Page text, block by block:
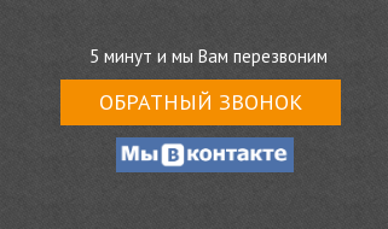
5 минут и мы Вам перезвоним
ОБРАТНЫЙ ЗВОНОК